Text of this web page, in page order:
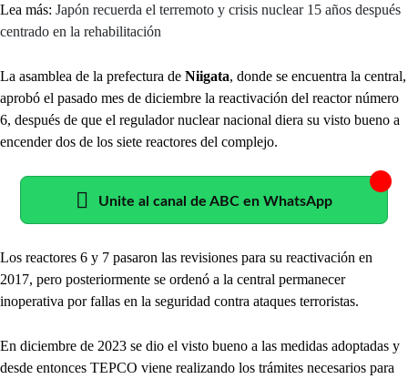
Lea más: Japón recuerda el terremoto y crisis nuclear 15 años después
centrado en la rehabilitación
La asamblea de la prefectura de Niigata, donde se encuentra la central,
aprobó el pasado mes de diciembre la reactivación del reactor número
6, después de que el regulador nuclear nacional diera su visto bueno a
encender dos de los siete reactores del complejo.
Unite al canal de ABC en WhatsApp
Los reactores 6 y 7 pasaron las revisiones para su reactivación en
2017, pero posteriormente se ordenó a la central permanecer
inoperativa por fallas en la seguridad contra ataques terroristas.
En diciembre de 2023 se dio el visto bueno a las medidas adoptadas y
desde entonces TEPCO viene realizando los trámites necesarios para